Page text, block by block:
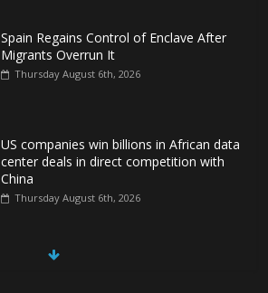
Spain Regains Control of Enclave After
Migrants Overrun It
Thursday August 6th, 2026
US companies win billions in African data
center deals in direct competition with
China
Thursday August 6th, 2026
China, Russia, Iran and North Korea